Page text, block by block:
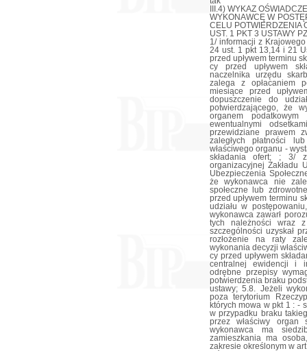
III.4) WYKAZ
WYKONAWCĘ W
CELU POTWIERDZENIA
UST. 1 PKT 3 USTAWY
1/ informacji z
24 ust. 1 pkt 13,14 i 21
przed upływem terminu
cy przed upływem
naczelnika urzędu
zalega z opłacaniem
miesiące przed
dopuszczenie do
potwierdzającego, że
organem
ewentualnymi
przewidziane prawem
zaległych płatności
właściwego organu -
składania ofert; ; 3/
organizacyjnej Zakładu
Ubezpieczenia
że wykonawca nie
społeczne lub
przed upływem terminu
udziału w
wykonawca zawarł
tych należności wraz
szczególności uzyskał
rozłożenie na raty
wykonania decyzji
cy przed upływem
centralnej ewidencji i
odrębne przepisy
potwierdzenia braku
ustawy; 5.8. Jeżeli
poza terytorium
których mowa w pkt 1 : -
w przypadku braku
przez właściwy organ
wykonawca ma
zamieszkania ma
zakresie określonym w